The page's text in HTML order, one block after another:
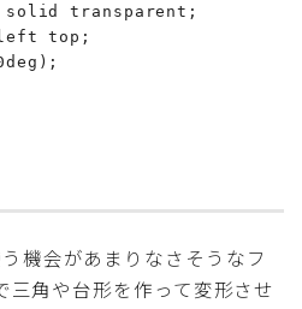
transparent;
top;
機会があまりなさそうなフ
角や台形を作って変形させ